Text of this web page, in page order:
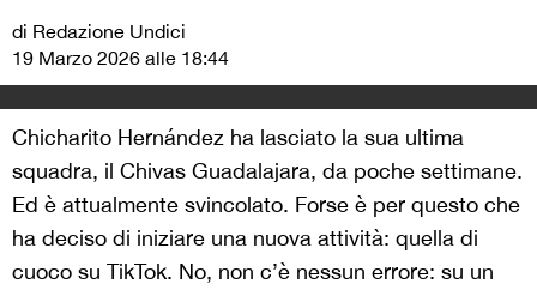
di Redazione Undici
19 Marzo 2026 alle 18:44
Chicharito Hernández ha lasciato la sua ultima
squadra, il Chivas Guadalajara, da poche settimane.
Ed è attualmente svincolato. Forse è per questo che
ha deciso di iniziare una nuova attività: quella di
cuoco su TikTok. No, non c’è nessun errore: su un